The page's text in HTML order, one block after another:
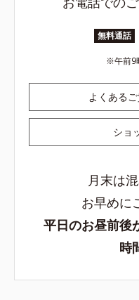
無料通話
午前9
よくある
ショ
月末は
お早めに
平日のお昼前後
時